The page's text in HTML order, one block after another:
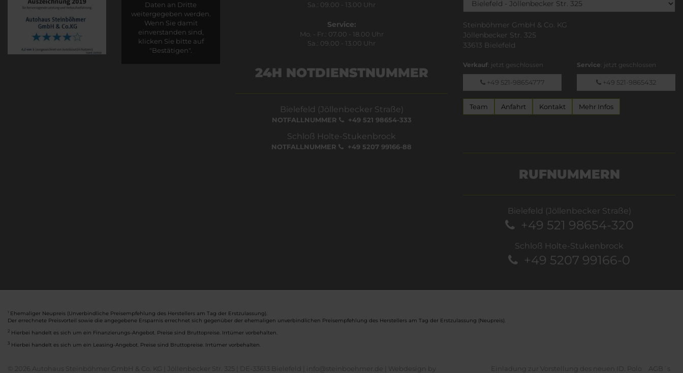
Daten an Dritte
weitergegeben werden.
Wenn Sie damit
einverstanden sind,
klicken Sie bitte auf
"Bestätigen".
Sa.: 09.00 - 13.00 Uhr
Service:
Mo. - Fr.: 07.00 - 18.00 Uhr
Sa.: 09.00 - 13.00 Uhr
24H NOTDIENSTNUMMER
Bielefeld (Jöllenbecker Straße)
NOTFALLNUMMER +49 521 98654-333
Schloß Holte-Stukenbrock
NOTFALLNUMMER +49 5207 99166-88
Steinböhmer GmbH & Co. KG
Jöllenbecker Str. 325
33613 Bielefeld
Verkauf: jetzt geschlossen
+49 521-98654777
Service: jetzt geschlossen
+49 521-9865432
Team Anfahrt Kontakt Mehr Infos
RUFNUMMERN
Bielefeld (Jöllenbecker Straße)
+49 521 98654-320
Schloß Holte-Stukenbrock
+49 5207 99166-0
1 Ehemaliger Neupreis (Unverbindliche Preisempfehlung des Herstellers am Tag der Erstzulassung).
Der errechnete Preisvorteil sowie die angegebene Ersparnis errechnet sich gegenüber der ehemaligen unverbindlichen Preisempfehlung des Herstellers am Tag der Erstzulassung (Neupreis).
2 Hierbei handelt es sich um ein Finanzierungs-Angebot. Preise sind Bruttopreise. Irrtümer vorbehalten.
3 Hierbei handelt es sich um ein Leasing-Angebot. Preise sind Bruttopreise. Irrtümer vorbehalten.
© 2026 Autohaus Steinböhmer GmbH & Co. KG | Jöllenbecker Str. 325 | DE-33613 Bielefeld | info@steinboehmer.de | Webdesign by Einladung zur Vorstellung des neuen ID. Polo AGB´s